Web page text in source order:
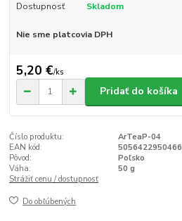
Dostupnosť Skladom
Nie sme platcovia DPH
5,20 €/ks
Pridať do košíka
Číslo produktu:
ArTeaP-04
EAN kód:
5056422950466
Pôvod:
Poľsko
Váha:
50 g
Strážiť cenu / dostupnosť
Do obľúbených